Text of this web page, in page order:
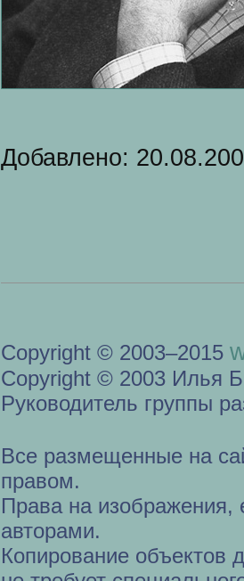
Добавлено:
Copyright © 2003–2015
Copyright © 2003 Илья
Руководитель группы
Все размещенные на
правом.
Права на изображения,
авторами.
Копирование объектов